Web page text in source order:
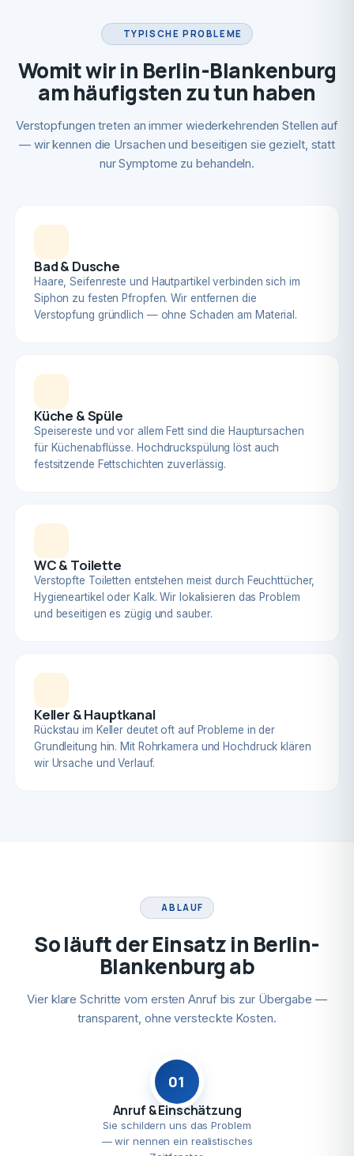
TYPISCHE PROBLEME
Womit wir in Berlin-Blankenburg
am häufigsten zu tun haben
Verstopfungen treten an immer wiederkehrenden Stellen auf
— wir kennen die Ursachen und beseitigen sie gezielt, statt
nur Symptome zu behandeln.
Bad & Dusche
Haare, Seifenreste und Hautpartikel verbinden sich im
Siphon zu festen Pfropfen. Wir entfernen die
Verstopfung gründlich — ohne Schaden am Material.
Küche & Spüle
Speisereste und vor allem Fett sind die Hauptursachen
für Küchenabflüsse. Hochdruckspülung löst auch
festsitzende Fettschichten zuverlässig.
WC & Toilette
Verstopfte Toiletten entstehen meist durch Feuchttücher,
Hygieneartikel oder Kalk. Wir lokalisieren das Problem
und beseitigen es zügig und sauber.
Keller & Hauptkanal
Rückstau im Keller deutet oft auf Probleme in der
Grundleitung hin. Mit Rohrkamera und Hochdruck klären
wir Ursache und Verlauf.
ABLAUF
So läuft der Einsatz in Berlin-
Blankenburg ab
Vier klare Schritte vom ersten Anruf bis zur Übergabe —
transparent, ohne versteckte Kosten.
01
Anruf & Einschätzung
Sie schildern uns das Problem
— wir nennen ein realistisches